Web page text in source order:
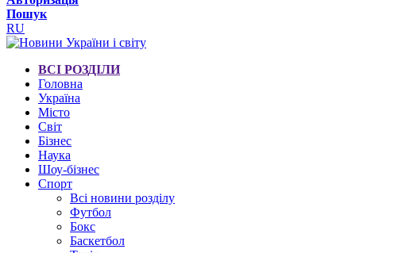
Пошук
RU
ВСІ РОЗДІЛИ
Головна
Україна
Місто
Світ
Бізнес
Наука
Шоу-бізнес
Спорт
Всі новини розділу
Футбол
Бокс
Баскетбол